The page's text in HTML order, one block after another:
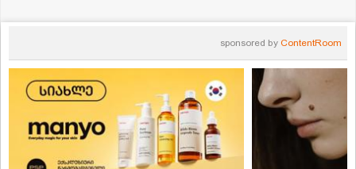
sponsored by ContentRoom